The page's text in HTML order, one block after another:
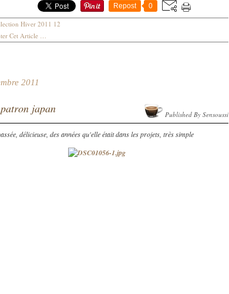
Repost 0
Hiver 2011 12
Cet Article …
2011
japan
délicieuse, des années qu'elle était dans les projets, très simple
Published By Sensoussi